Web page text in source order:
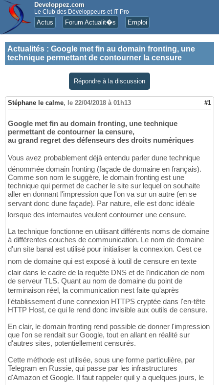
Developpez.com
Le Club des Développeurs et IT Pro
Actus Forum Actualit�s Emploi
Actualités : Google met fin au domain fronting, une
technique permettant de contourner la censure
Répondre à la discussion
Stéphane le calme, le 22/04/2018 à 01h13 #1
Google met fin au domain fronting, une technique
permettant de contourner la censure,
au grand regret des défenseurs des droits numériques
Vous avez probablement déjà entendu parler dune technique
dénommée domain fronting (façade de domaine en français).
Comme son nom le suggère, le domain fronting est une
technique qui permet de cacher le site sur lequel on souhaite
aller en donnant l'impression que l'on va sur un autre (en se
servant donc dune façade). Par nature, elle est donc idéale
lorsque des internautes veulent contourner une censure.
La technique fonctionne en utilisant différents noms de domaine
à différentes couches de communication. Le nom de domaine
d'un site banal est utilisé pour initialiser la connexion. Cest ce
nom de domaine qui est exposé à loutil de censure en texte
clair dans le cadre de la requête DNS et de l'indication de nom
de serveur TLS. Quant au nom de domaine du point de
terminaison réel, la communication nest faite qu'après
l'établissement d'une connexion HTTPS cryptée dans l'en-tête
HTTP Host, ce qui le rend donc invisible aux outils de censure.
En clair, le domain fronting rend possible de donner l'impression
que l'on se rendait sur Google, tout en allant en réalité sur
d'autres sites, potentiellement censurés.
Cette méthode est utilisée, sous une forme particulière, par
Telegram en Russie, qui passe par les infrastructures
d'Amazon et Google. Il faut rappeler quil y a quelques jours, le